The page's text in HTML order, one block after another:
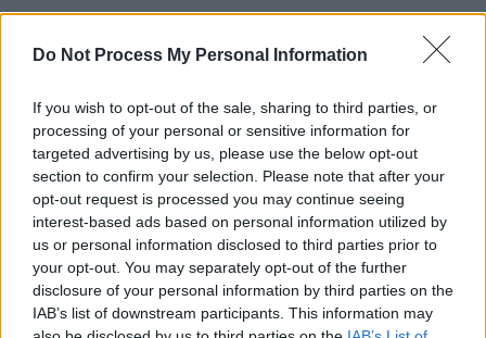
Do Not Process My Personal Information
If you wish to opt-out of the sale, sharing to third parties, or
processing of your personal or sensitive information for
targeted advertising by us, please use the below opt-out
section to confirm your selection. Please note that after your
opt-out request is processed you may continue seeing
interest-based ads based on personal information utilized by
us or personal information disclosed to third parties prior to
your opt-out. You may separately opt-out of the further
disclosure of your personal information by third parties on the
IAB’s list of downstream participants. This information may
,
σχεδόν κανένας επιστήμονας δεν επιθυμεί
σενέα χαλάρωση των μέτρωντου lockdown.
Εξαιρούνται κάποιοι που θεωρούν πως αν
ήταν ανοικτή ηεστίαση οι πολίτες δεν θα
συνωστίζονταν σε κλειστούς χώρους όπως
σε σπίτια για να πάρουν μια ανάσα.
Παρ αυτά οι απόψεις της πλειοψηφίας των
ειδικών λένε πως θα πρέπει να περιμένουμε
πριν γίνει άλλη μία χαλάρωση όπως αυτή των